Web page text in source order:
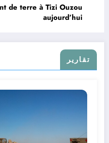
de terre à Tizi Ouzou
aujourd’hui
تقارير